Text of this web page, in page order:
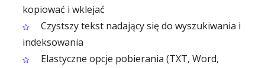
kopiować i wklejać
Czystszy tekst nadający się do wyszukiwania i
indeksowania
Elastyczne opcje pobierania (TXT, Word,